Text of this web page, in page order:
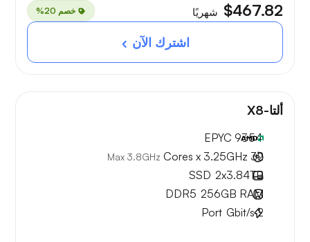
$467.82 شهريًا خصم 20%
اشترك الآن
ألتا-X8
EPYC 9354
32 Cores x 3.25GHz
Max 3.8GHz
2x3.84TB
SSD
256GB RAM
DDR5
2
Gbit/s
Port